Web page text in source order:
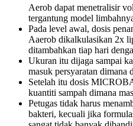
Aerob dapat menetralisir
tergantung model
Pada level awal, dosis
Aaerob dikalkulasikan 2x
ditambahkan tiap hari
Ukuran itu dijaga sampai
masuk persyaratan dimana
Setelah itu dosis
kuantiti sampah dimana
Petugas tidak harus
bakteri, kecuali jika